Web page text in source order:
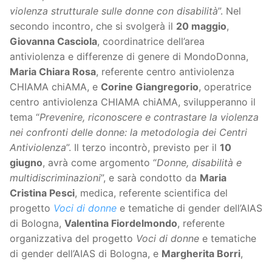
violenza strutturale sulle donne con disabilità”. Nel
secondo incontro, che si svolgerà il 20 maggio,
Giovanna Casciola, coordinatrice dell’area
antiviolenza e differenze di genere di MondoDonna,
Maria Chiara Rosa, referente centro antiviolenza
CHIAMA chiAMA, e Corine Giangregorio, operatrice
centro antiviolenza CHIAMA chiAMA, svilupperanno il
tema “Prevenire, riconoscere e contrastare la violenza
nei confronti delle donne: la metodologia dei Centri
Antiviolenza”. Il terzo incontrò, previsto per il 10
giugno, avrà come argomento “Donne, disabilità e
multidiscriminazioni”, e sarà condotto da Maria
Cristina Pesci, medica, referente scientifica del
progetto Voci di donne e tematiche di gender dell’AIAS
di Bologna, Valentina Fiordelmondo, referente
organizzativa del progetto Voci di donne e tematiche
di gender dell’AIAS di Bologna, e Margherita Borri,